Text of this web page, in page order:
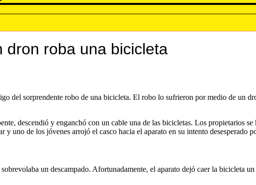
dron roba una bicicleta
del sorprendente robo de una bicicleta. El robo lo sufrieron por medio de un
descendió y enganchó con un cable una de las bicicletas. Los propietarios se
uno de los jóvenes arrojó el casco hacia el aparato en su intento desesperado
un descampado. Afortunadamente, el aparato dejó caer la bicicleta